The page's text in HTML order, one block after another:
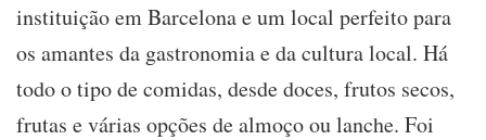
instituição em Barcelona e um local perfeito para
os amantes da gastronomia e da cultura local. Há
todo o tipo de comidas, desde doces, frutos secos,
frutas e várias opções de almoço ou lanche. Foi